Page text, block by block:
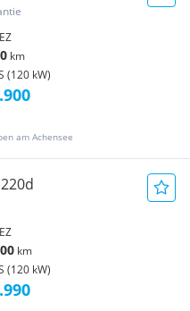
EZ
km
(120 kW)
am Achensee
EZ
km
(120 kW)